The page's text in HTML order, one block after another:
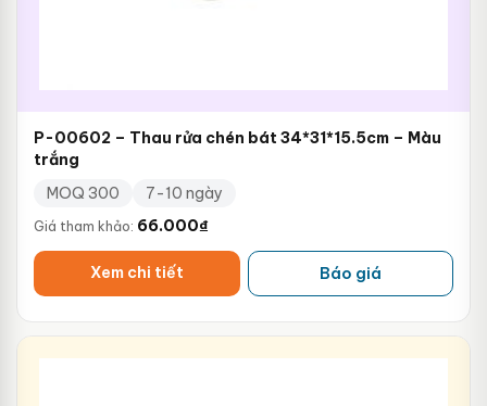
P-00602 – Thau rửa chén bát 34*31*15.5cm – Màu
trắng
MOQ 300
7-10 ngày
Giá tham khảo: 66.000₫
Xem chi tiết Báo giá